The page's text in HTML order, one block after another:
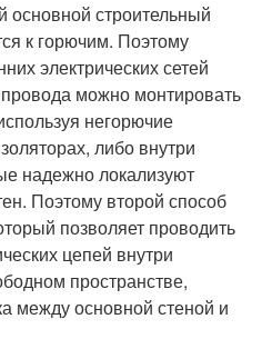
основной строительный
к горючим. Поэтому
электрических сетей
можно монтировать
негорючие
либо внутри
надежно локализуют
Поэтому второй способ
позволяет проводить
цепей внутри
пространстве,
между основной стеной и